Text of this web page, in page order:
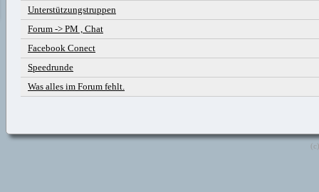
Unterstützungstruppen
Forum -> PM , Chat
Facebook Conect
Speedrunde
Was alles im Forum fehlt.